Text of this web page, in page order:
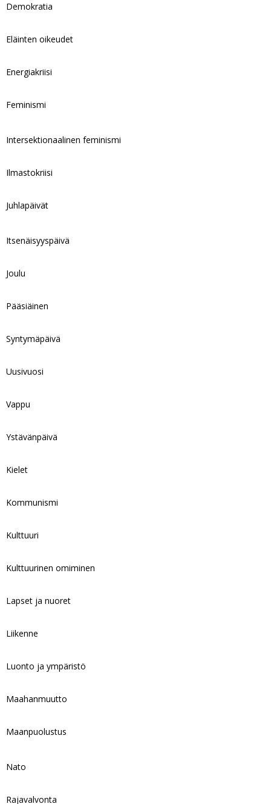
Demokratia
Eläinten oikeudet
Energiakriisi
Feminismi
Intersektionaalinen feminismi
Ilmastokriisi
Juhlapäivät
Itsenäisyyspäivä
Joulu
Pääsiäinen
Syntymäpäivä
Uusivuosi
Vappu
Ystävänpäivä
Kielet
Kommunismi
Kulttuuri
Kulttuurinen omiminen
Lapset ja nuoret
Liikenne
Luonto ja ympäristö
Maahanmuutto
Maanpuolustus
Nato
Rajavalvonta